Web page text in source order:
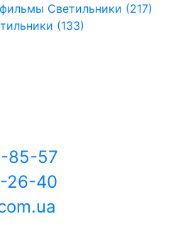
Светильники (217)
(133)
85-57
26-40